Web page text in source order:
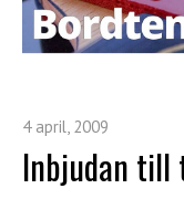
4 april, 2009
Inbjudan till